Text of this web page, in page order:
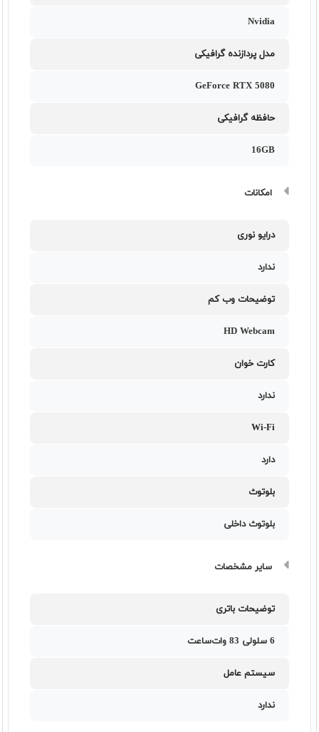
Nvidia
مدل پردازنده گرافیکی
GeForce RTX 5080
حافظه گرافیکی
16GB
امکانات
درایو نوری
ندارد
توضیحات وب کم
HD Webcam
کارت خوان
ندارد
Wi-Fi
دارد
بلوتوث
بلوتوث داخلی
سایر مشخصات
توضیحات باتری
6 سلولی 83 وات‌ساعت
سیستم عامل
ندارد